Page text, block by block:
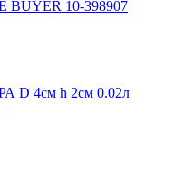
BUYER 10-398907